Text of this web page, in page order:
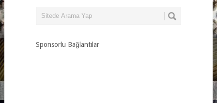
Sponsorlu Bağlantılar